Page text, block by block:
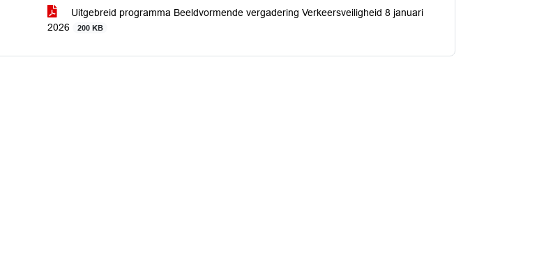
Uitgebreid programma Beeldvormende vergadering Verkeersveiligheid 8 januari
2026
200 KB